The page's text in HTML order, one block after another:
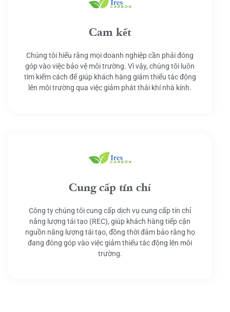
Cam kết
Chúng tôi hiểu rằng mọi doanh nghiệp cần phải đóng
góp vào việc bảo vệ môi trường. Vì vậy, chúng tôi luôn
tìm kiếm cách để giúp khách hàng giảm thiểu tác động
lên môi trường qua việc giảm phát thải khí nhà kính.
Cung cấp tín chỉ
Công ty chúng tôi cung cấp dịch vụ cung cấp tín chỉ
năng lượng tái tạo (REC), giúp khách hàng tiếp cận
nguồn năng lượng tái tạo, đồng thời đảm bảo rằng họ
đang đóng góp vào việc giảm thiểu tác động lên môi
trường.